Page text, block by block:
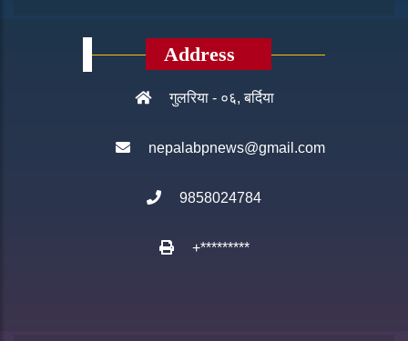
Address
गुलरिया - ०६, बर्दिया
nepalabpnews@gmail.com
9858024784
+*********